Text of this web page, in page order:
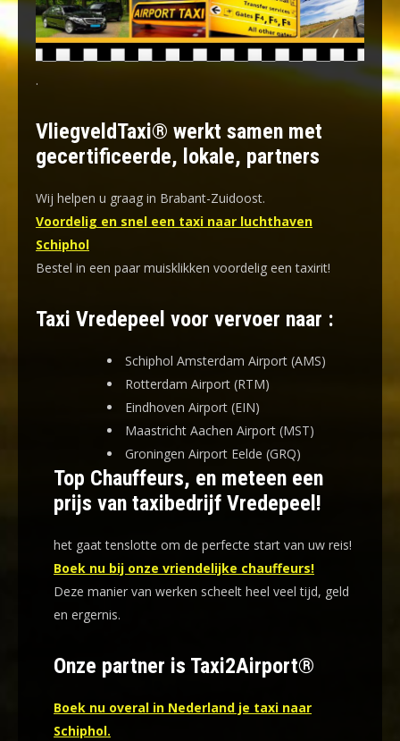
.
VliegveldTaxi® werkt samen met
gecertificeerde, lokale, partners
Wij helpen u graag in Brabant-Zuidoost.
Voordelig en snel een taxi naar luchthaven
Schiphol
Bestel in een paar muisklikken voordelig een taxirit!
Taxi Vredepeel voor vervoer naar :
Schiphol Amsterdam Airport (AMS)
Rotterdam Airport (RTM)
Eindhoven Airport (EIN)
Maastricht Aachen Airport (MST)
Groningen Airport Eelde (GRQ)
Top Chauffeurs, en meteen een
prijs van taxibedrijf Vredepeel!
het gaat tenslotte om de perfecte start van uw reis!
Boek nu bij onze vriendelijke chauffeurs!
Deze manier van werken scheelt heel veel tijd, geld
en ergernis.
Onze partner is Taxi2Airport®
Boek nu overal in Nederland je taxi naar
Schiphol.